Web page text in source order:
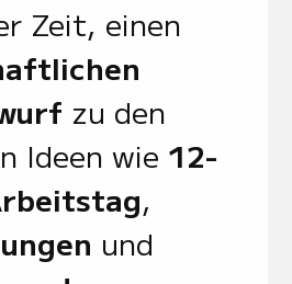
Zeit, einen
zu den
Ideen wie 12-
,
und